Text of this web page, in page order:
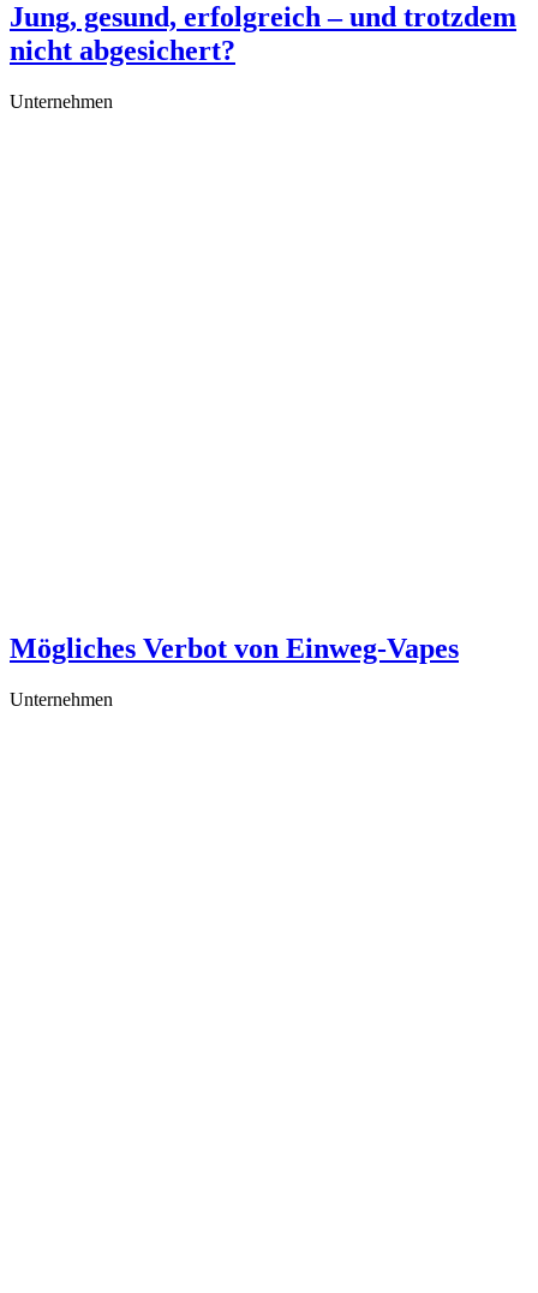
Jung, gesund, erfolgreich – und trotzdem
nicht abgesichert?
Unternehmen
Mögliches Verbot von Einweg-Vapes
Unternehmen